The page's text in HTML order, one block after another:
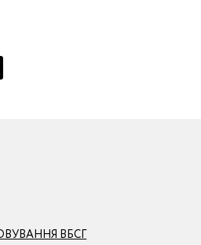
ВБСГ